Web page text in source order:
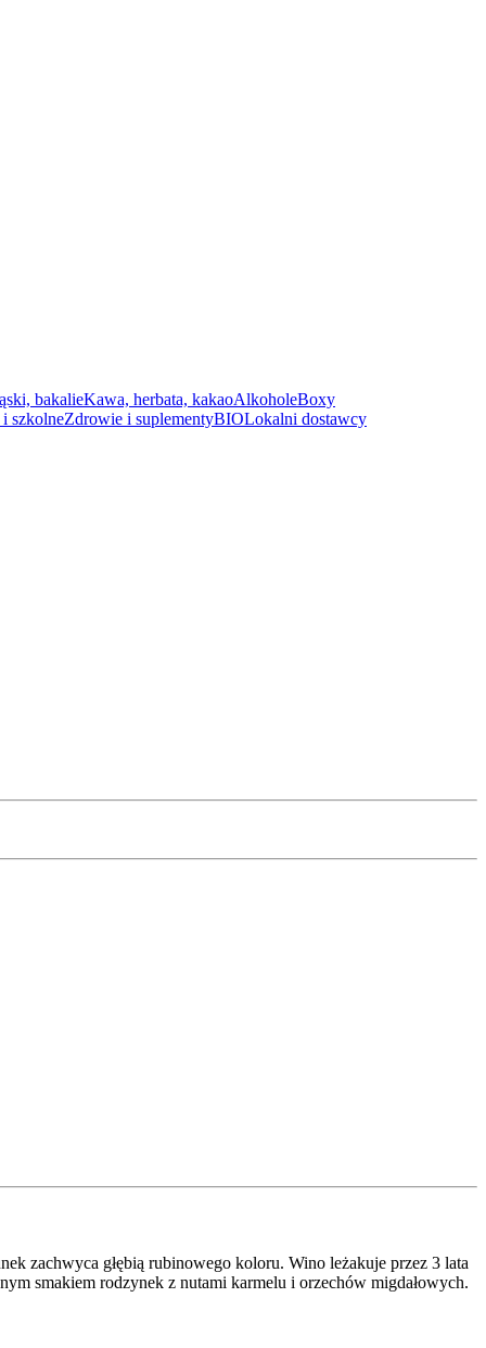
bakalieKawa, herbata, kakaoAlkoholeBoxy
szkolneZdrowie i suplementyBIOLokalni dostawcy
zachwyca głębią rubinowego koloru. Wino leżakuje przez 3 lata
smakiem rodzynek z nutami karmelu i orzechów migdałowych.